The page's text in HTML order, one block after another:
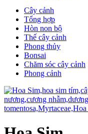
Cây cảnh
Tổng hợp
Hòn non bộ
Thế cây cảnh
Phong thủy
Bonsai
Chăm sóc cây cảnh
Phong cảnh